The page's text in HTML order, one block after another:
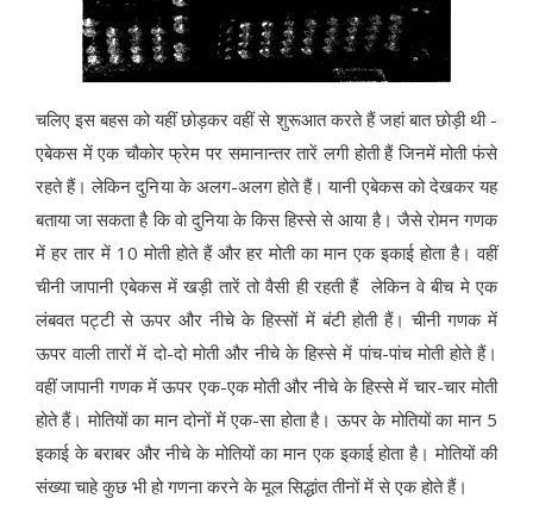
चलिए इस बहस को यहीं छोड़कर वहीं से शुरूआत करते हैं जहां बात छोड़ी थी -
एबेकस में एक चौकोर फ्रेम पर समानान्तर तारें लगी होती हैं जिनमें मोती फंसे
रहते हैं। लेकिन दुनिया के अलग-अलग होते हैं। यानी एबेकस को देखकर यह
बताया जा सकता है कि वो दुनिया के किस हिस्से से आया है। जैसे रोमन गणक
में हर तार में 10 मोती होते हैं और हर मोती का मान एक इकाई होता है। वहीं
चीनी जापानी एबेकस में खड़ी तारें तो वैसी ही रहती हैं लेकिन वे बीच मे एक
लंबवत पट्टी से ऊपर और नीचे के हिस्सों में बंटी होती हैं। चीनी गणक में
ऊपर वाली तारों में दो-दो मोती और नीचे के हिस्से में पांच-पांच मोती होते हैं।
वहीं जापानी गणक में ऊपर एक-एक मोती और नीचे के हिस्से में चार-चार मोती
होते हैं। मोतियों का मान दोनों में एक-सा होता है। ऊपर के मोतियों का मान 5
इकाई के बराबर और नीचे के मोतियों का मान एक इकाई होता है। मोतियों की
संख्या चाहे कुछ भी हो गणना करने के मूल सिद्धांत तीनों में से एक होते हैं।